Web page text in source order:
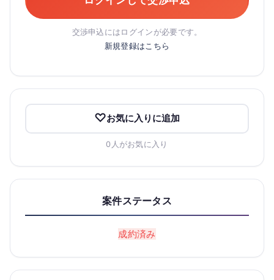
交渉申込にはログインが必要です。
新規登録はこちら
お気に入りに追加
0人がお気に入り
案件ステータス
成約済み